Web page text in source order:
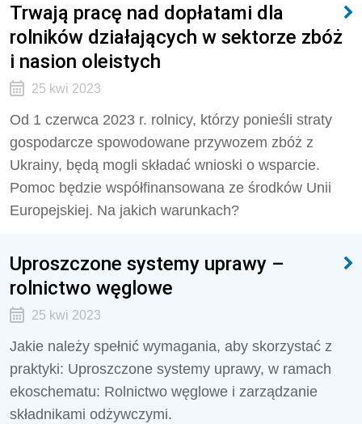
Trwają pracę nad dopłatami dla
rolników działających w sektorze zbóż
i nasion oleistych
25 kwi 2023
Od 1 czerwca 2023 r. rolnicy, którzy ponieśli straty
gospodarcze spowodowane przywozem zbóż z
Ukrainy, będą mogli składać wnioski o wsparcie.
Pomoc będzie współfinansowana ze środków Unii
Europejskiej. Na jakich warunkach?
Uproszczone systemy uprawy –
rolnictwo węglowe
25 kwi 2023
Jakie należy spełnić wymagania, aby skorzystać z
praktyki: Uproszczone systemy uprawy, w ramach
ekoschematu: Rolnictwo węglowe i zarządzanie
składnikami odżywczymi.